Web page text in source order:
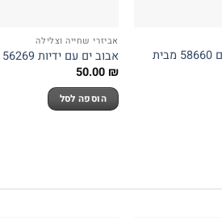
ווסט צהוב לשחייה לגילאי 6 – 3, דגם 58660 מבית
אביזרי שחייה וצלילה
אבוב ים עם ידיות 56269 INTEX בקוטר 114 ס”מ
50.00 ₪
הוספה לסל